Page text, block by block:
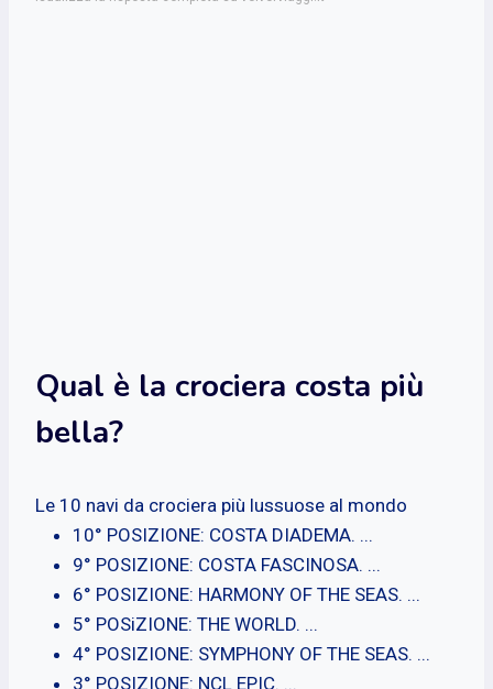
Qual è la crociera costa più
bella?
Le 10 navi da crociera più lussuose al mondo
10° POSIZIONE: COSTA DIADEMA. ...
9° POSIZIONE: COSTA FASCINOSA. ...
6° POSIZIONE: HARMONY OF THE SEAS. ...
5° POSiZIONE: THE WORLD. ...
4° POSIZIONE: SYMPHONY OF THE SEAS. ...
3° POSIZIONE: NCL EPIC. ...